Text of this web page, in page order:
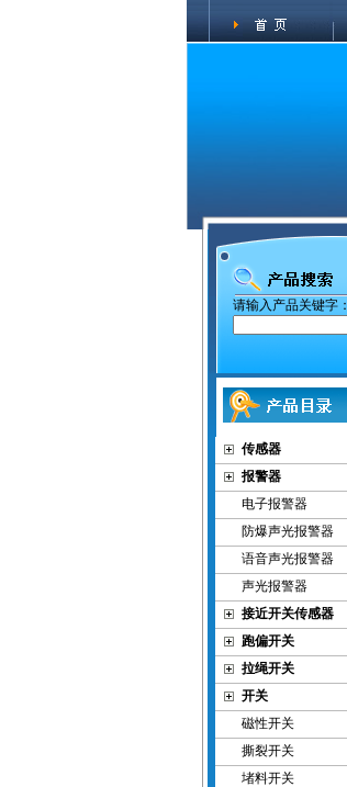
请输入产品关键字：
传感器
报警器
电子报警器
防爆声光报警器
语音声光报警器
声光报警器
接近开关传感器
跑偏开关
拉绳开关
开关
磁性开关
撕裂开关
堵料开关